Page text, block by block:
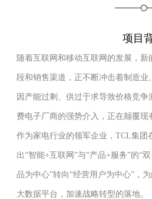
项目
随着互联网和移动互联网的发展，
段和销售渠道，正不断冲击着制造
因产能过剩、供过于求导致价格竞
费电子厂商的强势介入，正在颠覆现
作为家电行业的领军企业，TCL集团
出“智能+互联网”与“产品+服务”的“
品为中心”转向“经营用户为中心”，
大数据平台，加速战略转型的落地。